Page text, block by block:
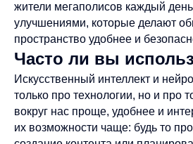
жители мегаполисов каждый
улучшениями, которые делают
пространство удобнее и
Часто ли вы
Искусственный интеллект и
только про технологии, но и про
вокруг нас проще, удобнее и
их возможности чаще: будь то